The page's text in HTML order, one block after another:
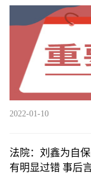
2022-01-10
法院：刘鑫为自
有明显过错 事后